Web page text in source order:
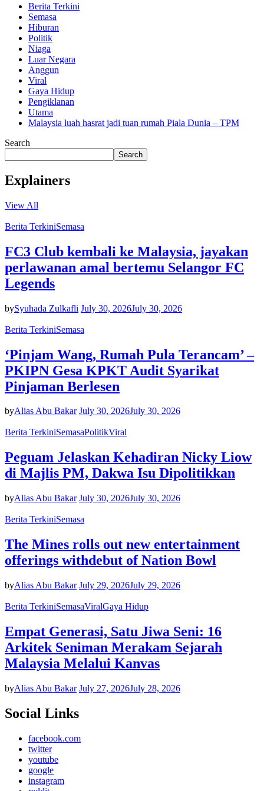
Berita Terkini
Semasa
Hiburan
Politik
Niaga
Luar Negara
Anggun
Viral
Gaya Hidup
Pengiklanan
Utama
Malaysia luah hasrat jadi tuan rumah Piala Dunia – TPM
Search
Search
Explainers
View All
Berita TerkiniSemasa
FC3 Club kembali ke Malaysia, jayakan
perlawanan amal bertemu Selangor FC
Legends
bySyuhada Zulkafli July 30, 2026July 30, 2026
Berita TerkiniSemasa
‘Pinjam Wang, Rumah Pula Terancam’ –
PKIPN Gesa KPKT Audit Syarikat
Pinjaman Berlesen
byAlias Abu Bakar July 30, 2026July 30, 2026
Berita TerkiniSemasaPolitikViral
Peguam Jelaskan Kehadiran Nicky Liow
di Majlis PM, Dakwa Isu Dipolitikkan
byAlias Abu Bakar July 30, 2026July 30, 2026
Berita TerkiniSemasa
The Mines rolls out new entertainment
offerings withdebut of Nation Bowl
byAlias Abu Bakar July 29, 2026July 29, 2026
Berita TerkiniSemasaViralGaya Hidup
Empat Generasi, Satu Jiwa Seni: 16
Arkitek Seniman Merakam Sejarah
Malaysia Melalui Kanvas
byAlias Abu Bakar July 27, 2026July 28, 2026
Social Links
facebook.com
twitter
youtube
google
instagram